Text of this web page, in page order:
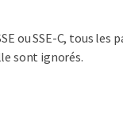
ou SSE-C, tous
sont ignorés.